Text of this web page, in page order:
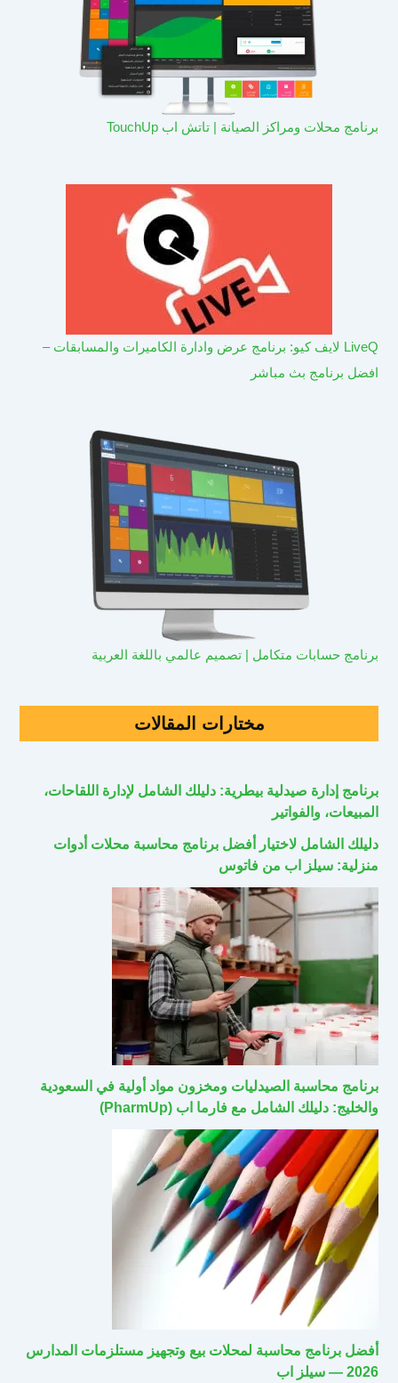
برنامج محلات ومراكز الصيانة | تاتش اب TouchUp
LiveQ لايف كيو: برنامج عرض وادارة الكاميرات والمسابقات –
افضل برنامج بث مباشر
برنامج حسابات متكامل | تصميم عالمي باللغة العربية
مختارات المقالات
برنامج إدارة صيدلية بيطرية: دليلك الشامل لإدارة اللقاحات،
المبيعات، والفواتير
دليلك الشامل لاختيار أفضل برنامج محاسبة محلات أدوات
منزلية: سيلز اب من فاتوس
برنامج محاسبة الصيدليات ومخزون مواد أولية في السعودية
والخليج: دليلك الشامل مع فارما اب (PharmUp)
أفضل برنامج محاسبة لمحلات بيع وتجهيز مستلزمات المدارس
2026 — سيلز اب